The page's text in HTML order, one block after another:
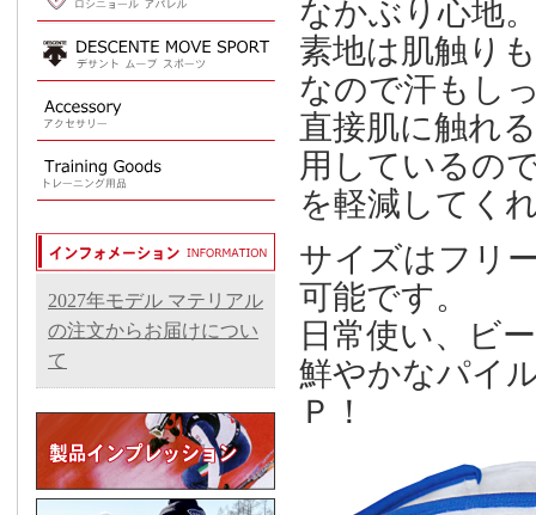
なかぶり心地
素地は肌触り
なので汗もし
直接肌に触れ
用しているの
を軽減してく
サイズはフリ
可能です。
日常使い、ビ
鮮やかなパイ
Ｐ！
2027年モデル マテリアル
の注文からお届けについ
て